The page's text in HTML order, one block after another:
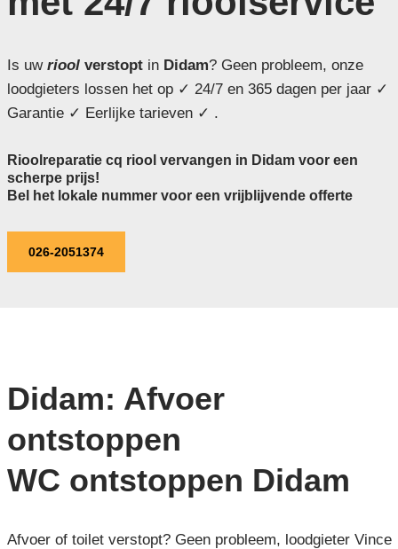
Is uw rioolverstoptin Didam? Geen probleem, onze
loodgieters lossen het op ✓ 24/7 en 365 dagen per jaar ✓
Garantie ✓ Eerlijke tarieven ✓ .
Rioolreparatie cq riool vervangen in Didam voor een
scherpe prijs!
Bel het lokale nummer voor een vrijblijvende offerte
026-2051374
Didam: Afvoer
ontstoppen
WC ontstoppen Didam
Afvoer of toilet verstopt? Geen probleem, loodgieter Vince